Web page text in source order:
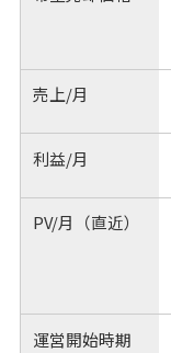
売上/月
利益/月
PV/月（直近）
運営開始時期